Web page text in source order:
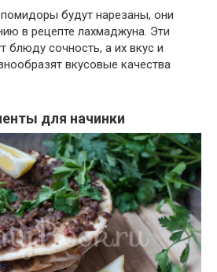
будут нарезаны, они
в рецепте лахмаджуна. Эти
блюду сочность, а их вкус и
вкусовые качества
для начинки